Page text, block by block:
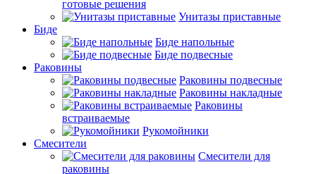
готовые решения
Унитазы приставные
Биде
Биде напольные
Биде подвесные
Раковины
Раковины подвесные
Раковины накладные
Раковины
встраиваемые
Рукомойники
Смесители
Смесители для
раковины